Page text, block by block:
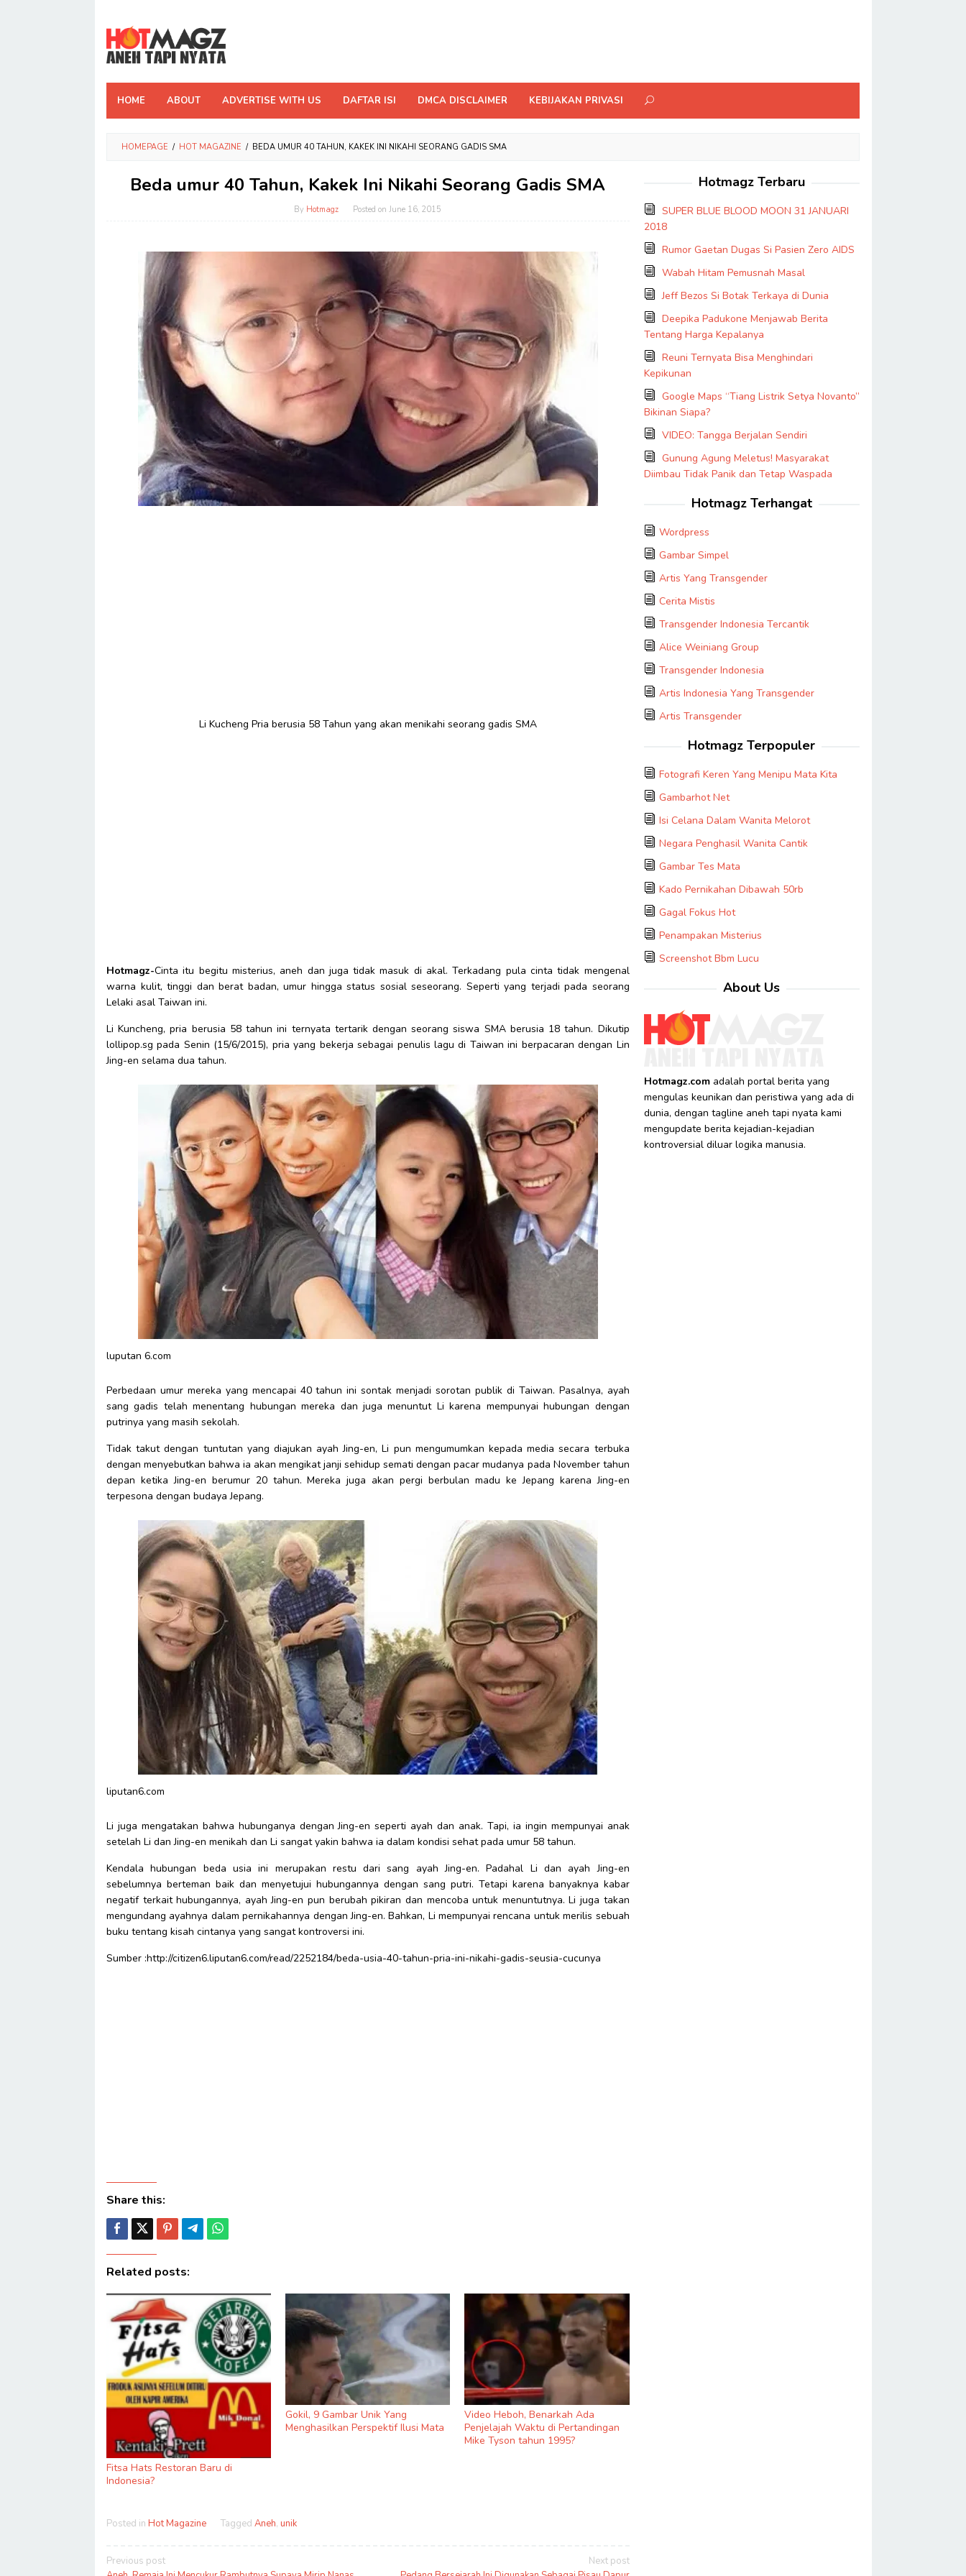
content
HOME ABOUT ADVERTISE WITH US DAFTAR ISI DMCA DISCLAIMER KEBIJAKAN PRIVASI
HOMEPAGE / HOT MAGAZINE / BEDA UMUR 40 TAHUN, KAKEK INI NIKAHI SEORANG GADIS SMA
Beda umur 40 Tahun, Kakek Ini Nikahi Seorang Gadis SMA
By Hotmagz Posted onJune 16, 2015
Li Kucheng Pria berusia 58 Tahun yang akan menikahi seorang gadis SMA
Hotmagz-Cinta itu begitu misterius, aneh dan juga tidak masuk di akal. Terkadang pula cinta tidak mengenal
warna kulit, tinggi dan berat badan, umur hingga status sosial seseorang. Seperti yang terjadi pada seorang
Lelaki asal Taiwan ini.
Li Kuncheng, pria berusia 58 tahun ini ternyata tertarik dengan seorang siswa SMA berusia 18 tahun. Dikutip
lollipop.sg pada Senin (15/6/2015), pria yang bekerja sebagai penulis lagu di Taiwan ini berpacaran dengan Lin
Jing-en selama dua tahun.
luputan 6.com
Perbedaan umur mereka yang mencapai 40 tahun ini sontak menjadi sorotan publik di Taiwan. Pasalnya, ayah
sang gadis telah menentang hubungan mereka dan juga menuntut Li karena mempunyai hubungan dengan
putrinya yang masih sekolah.
Tidak takut dengan tuntutan yang diajukan ayah Jing-en, Li pun mengumumkan kepada media secara terbuka
dengan menyebutkan bahwa ia akan mengikat janji sehidup semati dengan pacar mudanya pada November tahun
depan ketika Jing-en berumur 20 tahun. Mereka juga akan pergi berbulan madu ke Jepang karena Jing-en
terpesona dengan budaya Jepang.
liputan6.com
Li juga mengatakan bahwa hubunganya dengan Jing-en seperti ayah dan anak. Tapi, ia ingin mempunyai anak
setelah Li dan Jing-en menikah dan Li sangat yakin bahwa ia dalam kondisi sehat pada umur 58 tahun.
Kendala hubungan beda usia ini merupakan restu dari sang ayah Jing-en. Padahal Li dan ayah Jing-en
sebelumnya berteman baik dan menyetujui hubungannya dengan sang putri. Tetapi karena banyaknya kabar
negatif terkait hubungannya, ayah Jing-en pun berubah pikiran dan mencoba untuk menuntutnya. Li juga takan
mengundang ayahnya dalam pernikahannya dengan Jing-en. Bahkan, Li mempunyai rencana untuk merilis sebuah
buku tentang kisah cintanya yang sangat kontroversi ini.
Sumber :http://citizen6.liputan6.com/read/2252184/beda-usia-40-tahun-pria-ini-nikahi-gadis-seusia-cucunya
Share this:
Related posts:
Fitsa Hats Restoran Baru di
Indonesia?
Gokil, 9 Gambar Unik Yang
Menghasilkan Perspektif Ilusi Mata
Video Heboh, Benarkah Ada
Penjelajah Waktu di Pertandingan
Mike Tyson tahun 1995?
Posted in Hot Magazine Tagged Aneh, unik
Post
Previous post
Next post
Hotmagz Terbaru
SUPER BLUE BLOOD MOON 31 JANUARI
2018
Rumor Gaetan Dugas Si Pasien Zero AIDS
Wabah Hitam Pemusnah Masal
Jeff Bezos Si Botak Terkaya di Dunia
Deepika Padukone Menjawab Berita
Tentang Harga Kepalanya
Reuni Ternyata Bisa Menghindari
Kepikunan
Google Maps “Tiang Listrik Setya Novanto”
Bikinan Siapa?
VIDEO: Tangga Berjalan Sendiri
Gunung Agung Meletus! Masyarakat
Diimbau Tidak Panik dan Tetap Waspada
Hotmagz Terhangat
Wordpress
Gambar Simpel
Artis Yang Transgender
Cerita Mistis
Transgender Indonesia Tercantik
Alice Weiniang Group
Transgender Indonesia
Artis Indonesia Yang Transgender
Artis Transgender
Hotmagz Terpopuler
Fotografi Keren Yang Menipu Mata Kita
Gambarhot Net
Isi Celana Dalam Wanita Melorot
Negara Penghasil Wanita Cantik
Gambar Tes Mata
Kado Pernikahan Dibawah 50rb
Gagal Fokus Hot
Penampakan Misterius
Screenshot Bbm Lucu
About Us
Hotmagz.comadalah portal berita yang
mengulas keunikan dan peristiwa yang ada di
dunia, dengan tagline aneh tapi nyata kami
mengupdate berita kejadian-kejadian
kontroversial diluar logika manusia.